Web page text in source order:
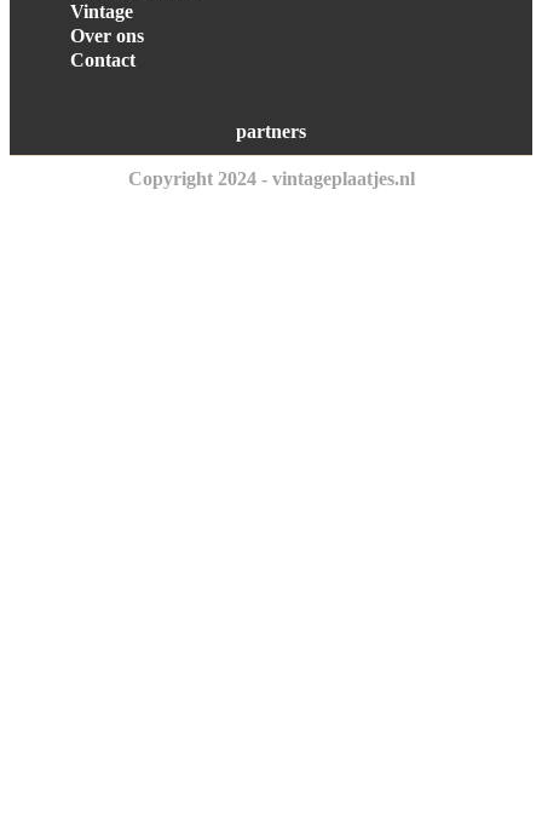
Vintage
Over ons
Contact
partners
Copyright 2024 - vintageplaatjes.nl